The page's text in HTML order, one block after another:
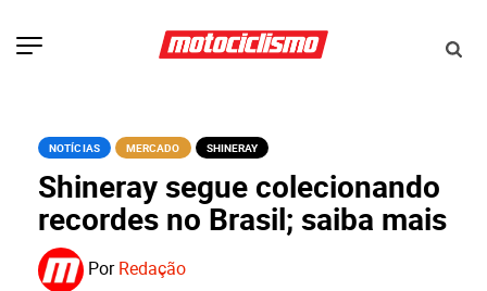
NOTÍCIAS MERCADO SHINERAY
Shineray segue colecionando
recordes no Brasil; saiba mais
PorRedação